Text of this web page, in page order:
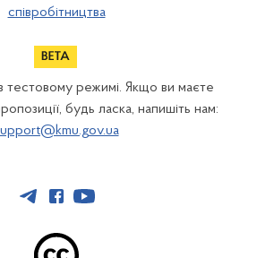
співробітництва
тестовому режимі. Якщо ви маєте
будь ласка, напишіть нам: